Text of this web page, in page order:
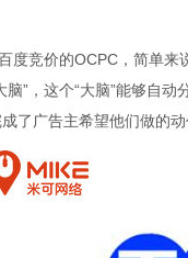
竞价的OCPC，简单来
脑”，这个“大脑”能够自
了广告主希望他们做的